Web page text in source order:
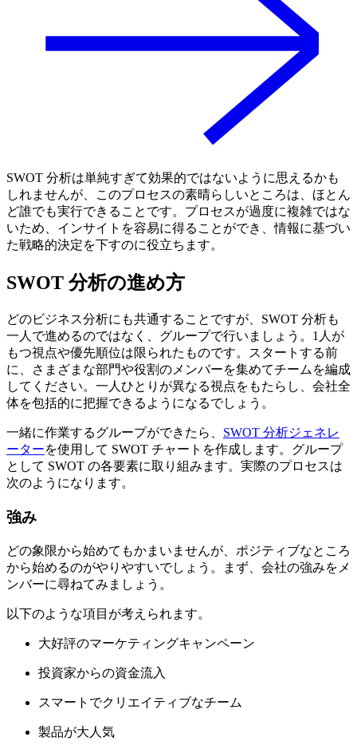
SWOT 分析は単純すぎて効果的ではないように思えるかも
しれませんが、このプロセスの素晴らしいところは、ほとん
ど誰でも実行できることです。プロセスが過度に複雑ではな
いため、インサイトを容易に得ることができ、情報に基づい
た戦略的決定を下すのに役立ちます。
SWOT 分析の進め方
どのビジネス分析にも共通することですが、SWOT 分析も
一人で進めるのではなく、グループで行いましょう。1人が
もつ視点や優先順位は限られたものです。スタートする前
に、さまざまな部門や役割のメンバーを集めてチームを編成
してください。一人ひとりが異なる視点をもたらし、会社全
体を包括的に把握できるようになるでしょう。
一緒に作業するグループができたら、 SWOT 分析ジェネレ
ーターを使用して SWOT チャートを作成します。グループ
として SWOT の各要素に取り組みます。実際のプロセスは
次のようになります。
強み
どの象限から始めてもかまいませんが、ポジティブなところ
から始めるのがやりやすいでしょう。まず、会社の強みをメ
ンバーに尋ねてみましょう。
以下のような項目が考えられます。
大好評のマーケティングキャンペーン
投資家からの資金流入
スマートでクリエイティブなチーム
製品が大人気